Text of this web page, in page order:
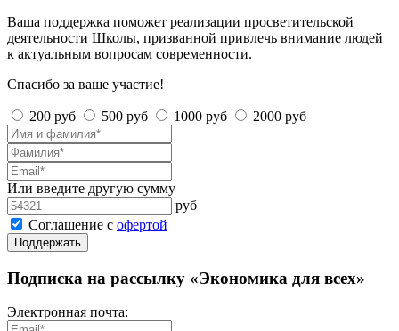
Ваша поддержка поможет реализации просветительской
деятельности Школы, призванной привлечь внимание людей
к актуальным вопросам современности.
Спасибо за ваше участие!
200 руб 500 руб 1000 руб 2000 руб
Или введите другую сумму
руб
Соглашение с офертой
Поддержать
Подписка на рассылку «Экономика для всех»
Электронная почта: